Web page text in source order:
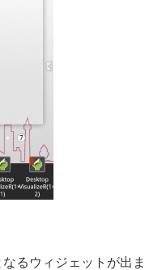
るウィジェットが出ま